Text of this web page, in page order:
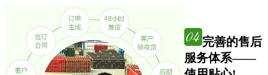
完善的售后
服务体系——